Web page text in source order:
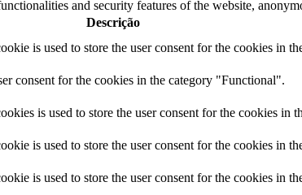
and security features of the website,
Descrição
is used to store the user consent for the cookies in
consent for the cookies in the category "Functional".
is used to store the user consent for the cookies in
is used to store the user consent for the cookies in
is used to store the user consent for the cookies in